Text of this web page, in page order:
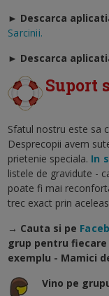
► Descarca
Sarcinii.
► Descarca
Suport
Sfatul nostru este sa
Desprecopii avem
prietenie speciala. In
listele de gravidute -
poate fi mai
trec exact prin
→ Cauta si pe
grup pentru
exemplu - Mamici
Vino pe